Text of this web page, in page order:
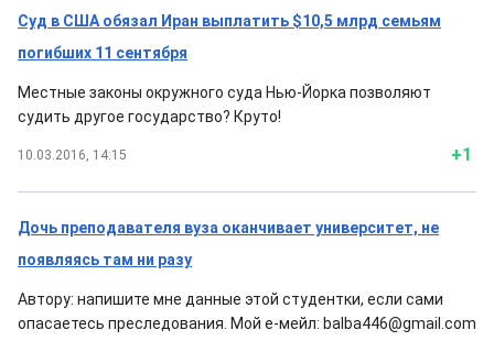
Суд в США обязал Иран выплатить $10,5 млрд семьям
погибших 11 сентября
Местные законы окружного суда Нью-Йорка позволяют
судить другое государство? Круто!
10.03.2016, 14:15 +1
Дочь преподавателя вуза оканчивает университет, не
появляясь там ни разу
Автору: напишите мне данные этой студентки, если сами
опасаетесь преследования. Мой е-мейл: balba446@gmail.com